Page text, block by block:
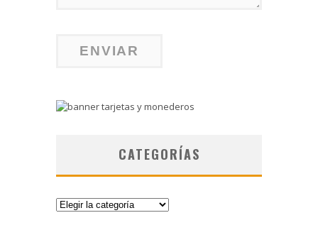
CATEGORÍAS
Categorías